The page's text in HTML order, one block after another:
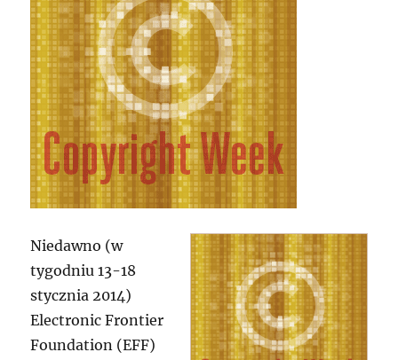
Niedawno (w
tygodniu 13-18
stycznia 2014)
Electronic Frontier
Foundation (EFF)